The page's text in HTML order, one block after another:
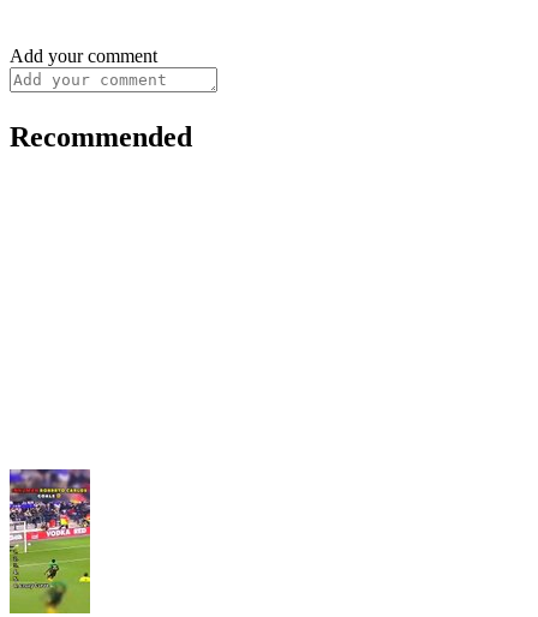
Add your comment
Recommended